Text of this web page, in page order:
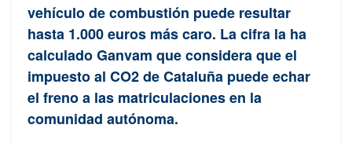
vehículo de combustión puede resultar
hasta 1.000 euros más caro. La cifra la ha
calculado Ganvam que considera que el
impuesto al CO2 de Cataluña puede echar
el freno a las matriculaciones en la
comunidad autónoma.